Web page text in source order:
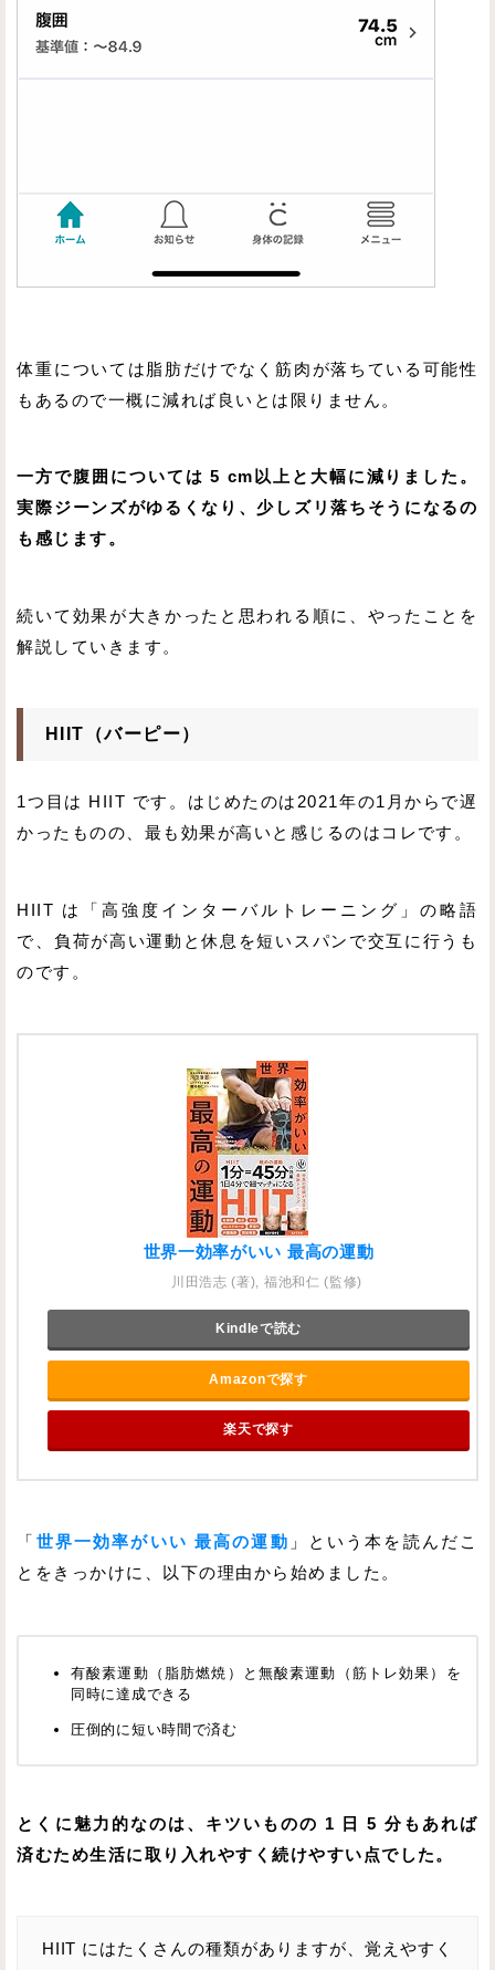
体重については脂肪だけでなく筋肉が落ちている可能性
もあるので一概に減れば良いとは限りません。
一方で腹囲については 5 cm以上と大幅に減りました。
実際ジーンズがゆるくなり、少しズリ落ちそうになるの
も感じます。
続いて効果が大きかったと思われる順に、やったことを
解説していきます。
HIIT（バーピー）
1つ目は HIIT です。はじめたのは2021年の1月からで遅
かったものの、最も効果が高いと感じるのはコレです。
HIIT は「高強度インターバルトレーニング」の略語
で、負荷が高い運動と休息を短いスパンで交互に行うも
のです。
世界一効率がいい 最高の運動
川田浩志 (著), 福池和仁 (監修)
Kindleで読む
Amazonで探す
楽天で探す
「 世界一効率がいい 最高の運動 」という本を読んだこ
とをきっかけに、以下の理由から始めました。
有酸素運動（脂肪燃焼）と無酸素運動（筋トレ効果）を
同時に達成できる
圧倒的に短い時間で済む
とくに魅力的なのは、キツいものの 1 日 5 分もあれば
済むため生活に取り入れやすく続けやすい点でした。
HIIT にはたくさんの種類がありますが、覚えやすく